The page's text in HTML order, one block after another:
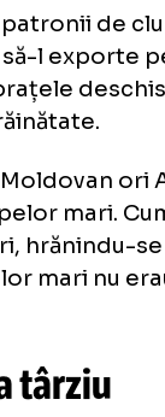
se
să-l
cu brațele
în
echipelor